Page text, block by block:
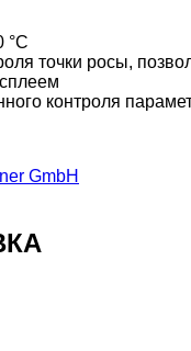
°C
точки росы,
контроля
GmbH